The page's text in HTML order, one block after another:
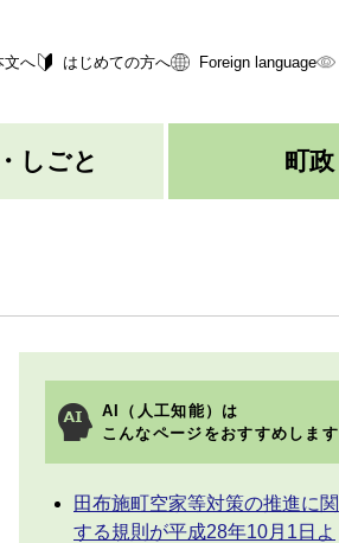
文へ はじめての方へ Foreign language
しごと 町政
AI（人工知能）は
こんなページをおすすめします
田布施町空家等対策の推進に関
する規則が平成28年10月1日よ